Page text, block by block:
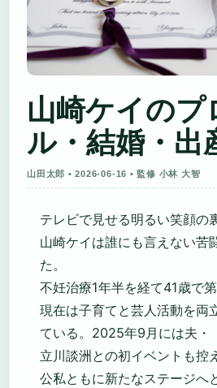
山崎ケイのプ
ル・結婚・出
山田太郎 • 2026-06-16 • 監修 小林 大智
テレビで見せる明るい笑顔の
山崎ケイは誰にも言えない苦
た。
不妊治療1年半を経て41歳で第
現在は子育てと芸人活動を両
ている。2025年9月には夫・
立川談洲との初イベントも控
公私ともに新たなステージへ